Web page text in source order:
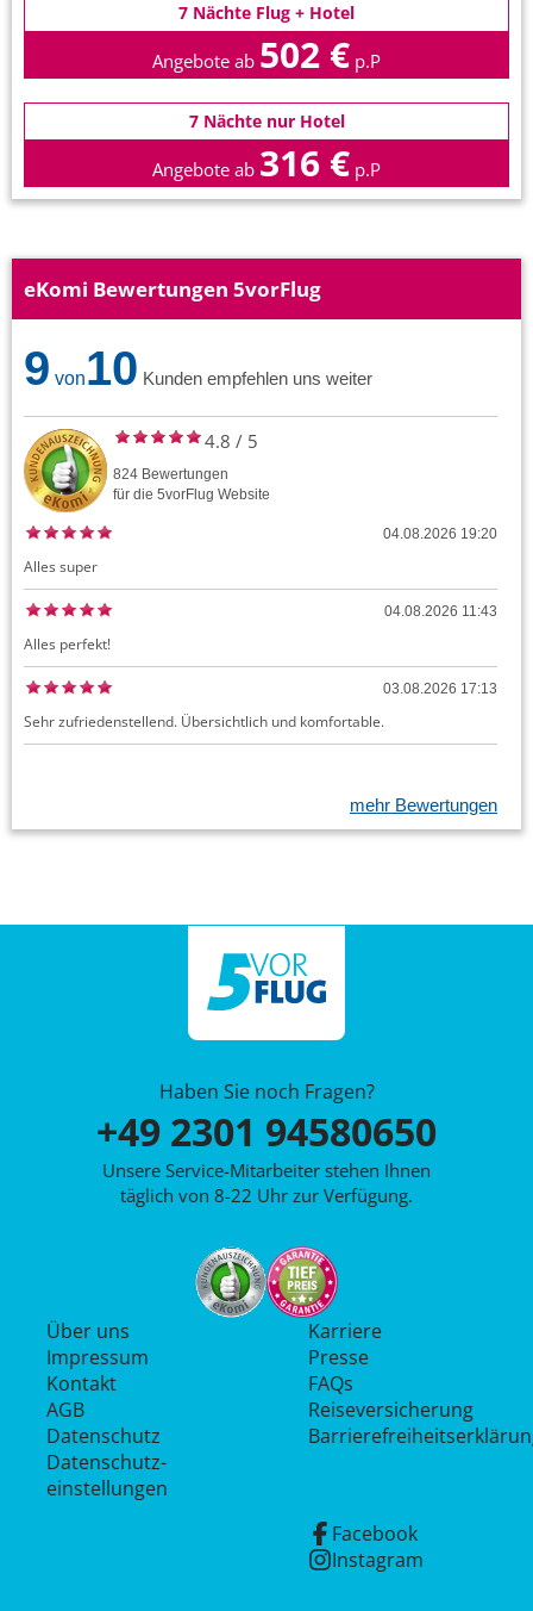
7 Nächte Flug + Hotel
Angebote ab 502 € p.P
7 Nächte nur Hotel
Angebote ab 316 € p.P
eKomi Bewertungen 5vorFlug
9 von10 Kunden empfehlen uns weiter
4.8 / 5
824 Bewertungen
für die 5vorFlug Website
04.08.2026 19:20
Alles super
04.08.2026 11:43
Alles perfekt!
03.08.2026 17:13
Sehr zufriedenstellend. Übersichtlich und komfortable.
mehr Bewertungen
Haben Sie noch Fragen?
+49 2301 94580650
Unsere Service-Mitarbeiter stehen Ihnen
täglich von 8-22 Uhr zur Verfügung.
Über uns
Impressum
Kontakt
AGB
Datenschutz
Datenschutz­
einstellungen
Karriere
Presse
FAQs
Reiseversicherung
Facebook
Instagram